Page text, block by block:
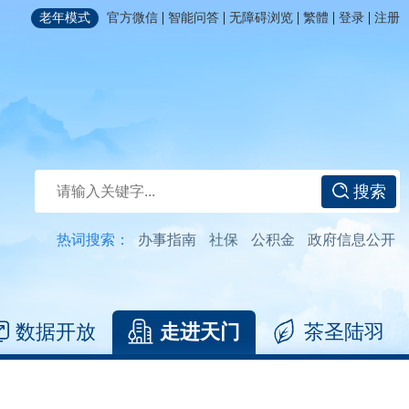
老年模式 官方微信 | 智能问答 | 无障碍浏览 | 繁體 | 登录 | 注册
搜索
热词搜索： 办事指南 社保 公积金 政府信息公开
数据开放 走进天门 茶圣陆羽